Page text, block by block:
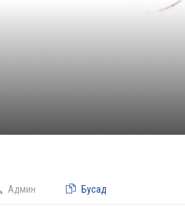
Админ Бусад